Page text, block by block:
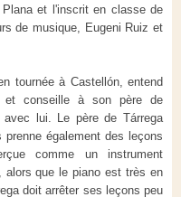
et l'inscrit en classe de
de musique, Eugeni Ruiz et
tournée à Castellón, entend
et conseille à son père de
avec lui. Le père de Tárrega
également des leçons
comme un instrument
alors que le piano est très en
doit arrêter ses leçons peu